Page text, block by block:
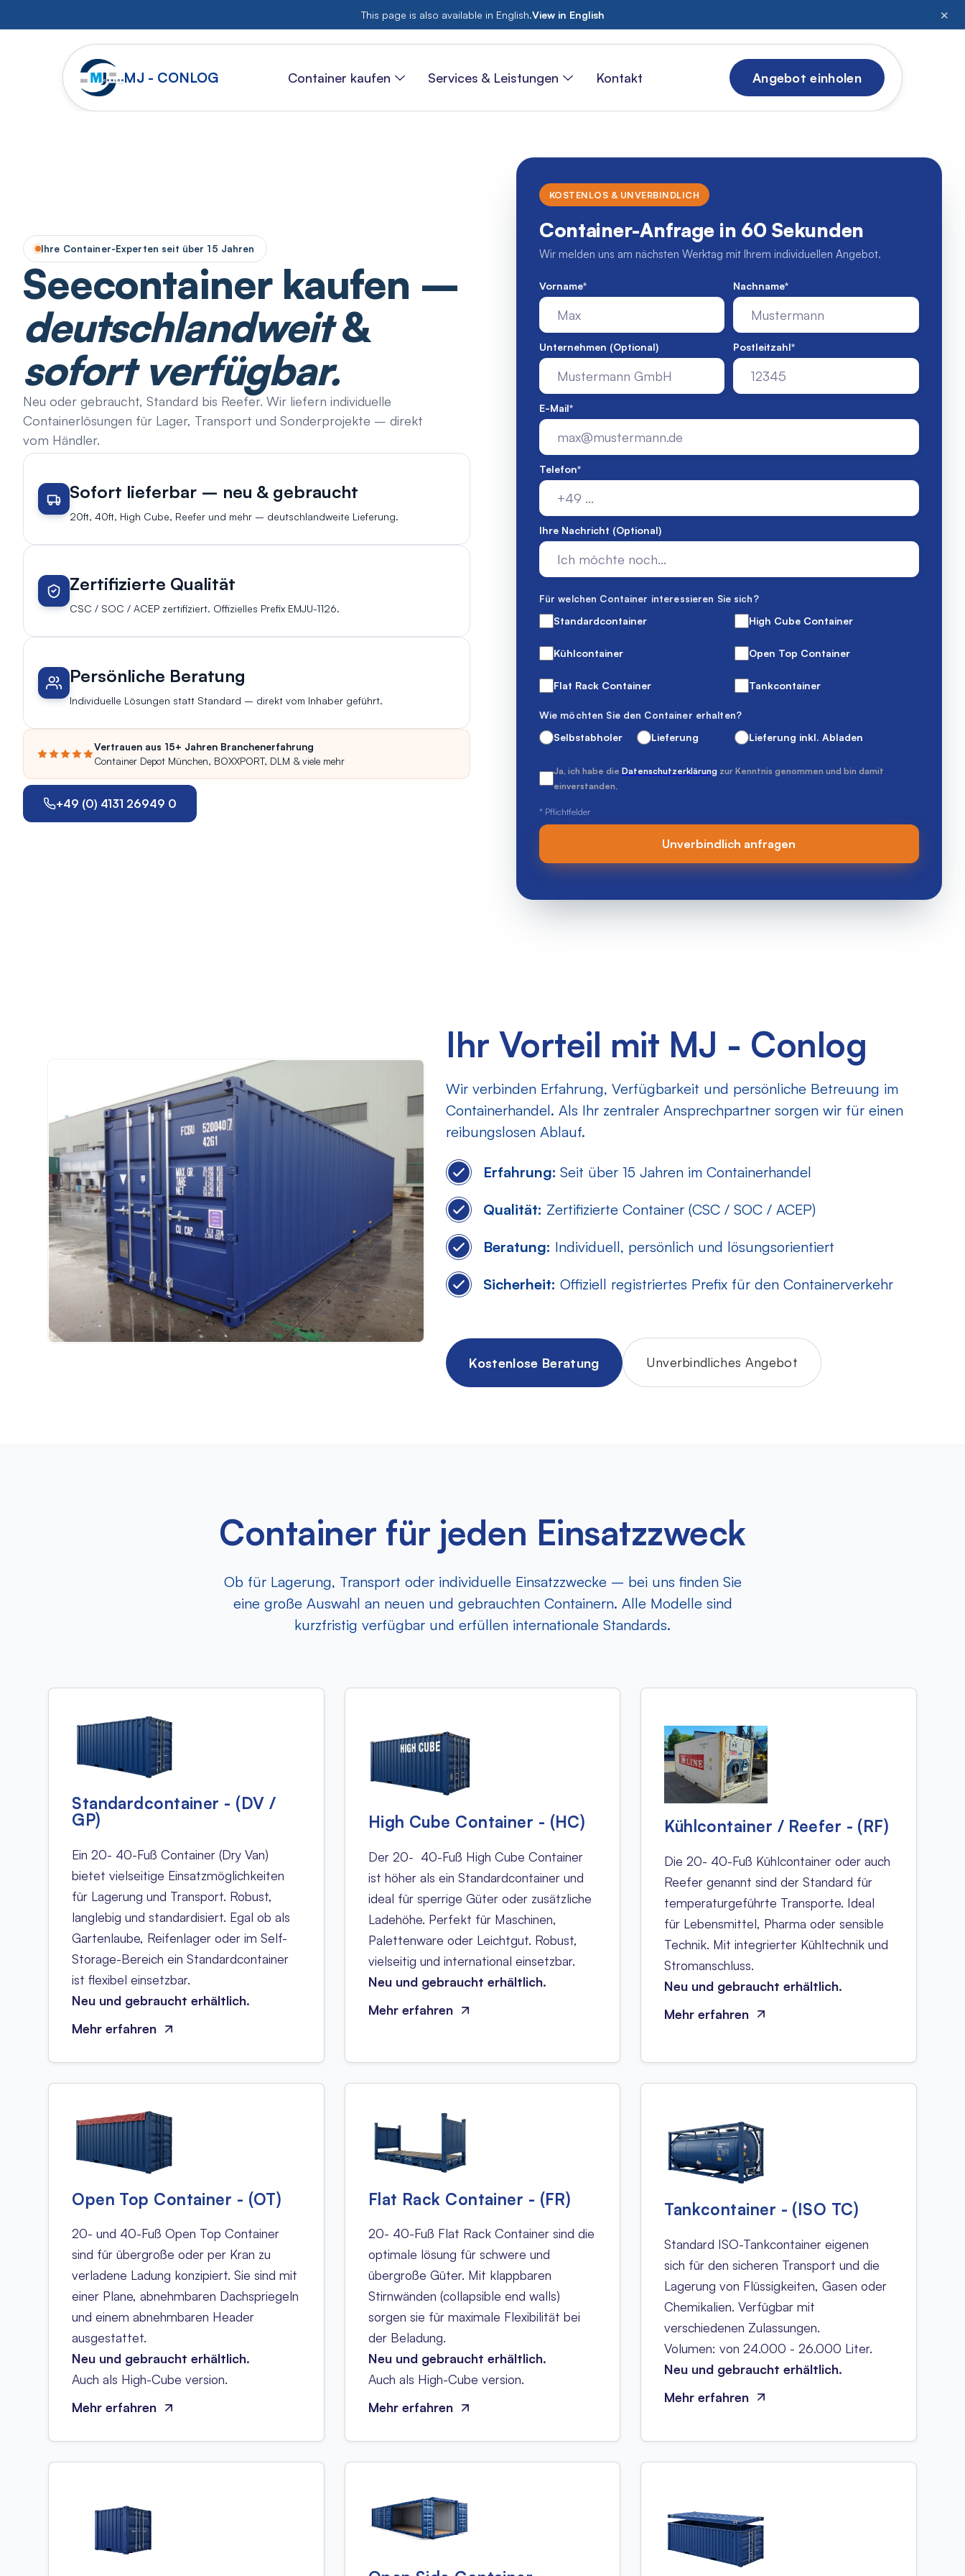
This page is also available in English.View in English ✕
MJ - CONLOG Container kaufen Services & Leistungen Kontakt Angebot einholen
Ihre Container-Experten seit über 15 Jahren
Seecontainer kaufen –
deutschlandweit&
sofort verfügbar.
Neu oder gebraucht, Standard bis Reefer. Wir liefern individuelle
Containerlösungen für Lager, Transport und Sonderprojekte – direkt
vom Händler.
Sofort lieferbar – neu & gebraucht
20ft, 40ft, High Cube, Reefer und mehr – deutschlandweite Lieferung.
Zertifizierte Qualität
CSC / SOC / ACEP zertifiziert. Offizielles Prefix EMJU-1126.
Persönliche Beratung
Individuelle Lösungen statt Standard – direkt vom Inhaber geführt.
Vertrauen aus 15+ Jahren Branchenerfahrung
Container Depot München, BOXXPORT, DLM & viele mehr
+49 (0) 4131 26949 0
KOSTENLOS & UNVERBINDLICH
Container-Anfrage in 60 Sekunden
Wir melden uns am nächsten Werktag mit Ihrem individuellen Angebot.
Vorname* Nachname*
Unternehmen (Optional) Postleitzahl*
E-Mail*
Telefon*
Ihre Nachricht (Optional)
Für welchen Container interessieren Sie sich?
Standardcontainer High Cube Container
Kühlcontainer Open Top Container
Flat Rack Container Tankcontainer
Wie möchten Sie den Container erhalten?
Selbstabholer Lieferung Lieferung inkl. Abladen
Ja, ich habe die Datenschutzerklärungzur Kenntnis genommen und bin damit
einverstanden,
* Pflichtfelder
Ihr Vorteil mit MJ - Conlog
Wir verbinden Erfahrung, Verfügbarkeit und persönliche Betreuung im
Containerhandel. Als Ihr zentraler Ansprechpartner sorgen wir für einen
reibungslosen Ablauf.
Erfahrung:Seit über 15 Jahren im Containerhandel
Qualität: Zertifizierte Container (CSC / SOC / ACEP)
Beratung: Individuell, persönlich und lösungsorientiert
Sicherheit: Offiziell registriertes Prefix für den Containerverkehr
Kostenlose Beratung Unverbindliches Angebot
Container für jeden Einsatzzweck
Ob für Lagerung, Transport oder individuelle Einsatzzwecke – bei uns finden Sie
eine große Auswahl an neuen und gebrauchten Containern. Alle Modelle sind
kurzfristig verfügbar und erfüllen internationale Standards.
Standardcontainer - (DV /
GP)
Ein 20- 40-Fuß Container (Dry Van)
bietet vielseitige Einsatzmöglichkeiten
für Lagerung und Transport. Robust,
langlebig und standardisiert. Egal ob als
Gartenlaube, Reifenlager oder im Self-
Storage-Bereich ein Standardcontainer
ist flexibel einsetzbar.
Neu und gebraucht erhältlich.
Mehr erfahren
High Cube Container - (HC)
Der 20- 40-Fuß High Cube Container
ist höher als ein Standardcontainer und
ideal für sperrige Güter oder zusätzliche
Ladehöhe. Perfekt für Maschinen,
Palettenware oder Leichtgut. Robust,
vielseitig und international einsetzbar.
Neu und gebraucht erhältlich.
Mehr erfahren
Kühlcontainer / Reefer - (RF)
Die 20- 40-Fuß Kühlcontainer oder auch
Reefer genannt sind der Standard für
temperaturgeführte Transporte. Ideal
für Lebensmittel, Pharma oder sensible
Technik. Mit integrierter Kühltechnik und
Stromanschluss.
Neu und gebraucht erhältlich.
Mehr erfahren
Open Top Container - (OT)
20- und 40-Fuß Open Top Container
sind für übergroße oder per Kran zu
verladene Ladung konzipiert. Sie sind mit
einer Plane, abnehmbaren Dachspriegeln
und einem abnehmbaren Header
ausgestattet.
Neu und gebraucht erhältlich.
Auch als High-Cube version.
Mehr erfahren
Flat Rack Container - (FR)
20- 40-Fuß Flat Rack Container sind die
optimale lösung für schwere und
übergroße Güter. Mit klappbaren
Stirnwänden (collapsible end walls)
sorgen sie für maximale Flexibilität bei
der Beladung.
Neu und gebraucht erhältlich.
Auch als High-Cube version.
Mehr erfahren
Tankcontainer - (ISO TC)
Standard ISO-Tankcontainer eigenen
sich für den sicheren Transport und die
Lagerung von Flüssigkeiten, Gasen oder
Chemikalien. Verfügbar mit
verschiedenen Zulassungen.
Volumen: von 24.000 - 26.000 Liter.
Neu und gebraucht erhältlich.
Mehr erfahren